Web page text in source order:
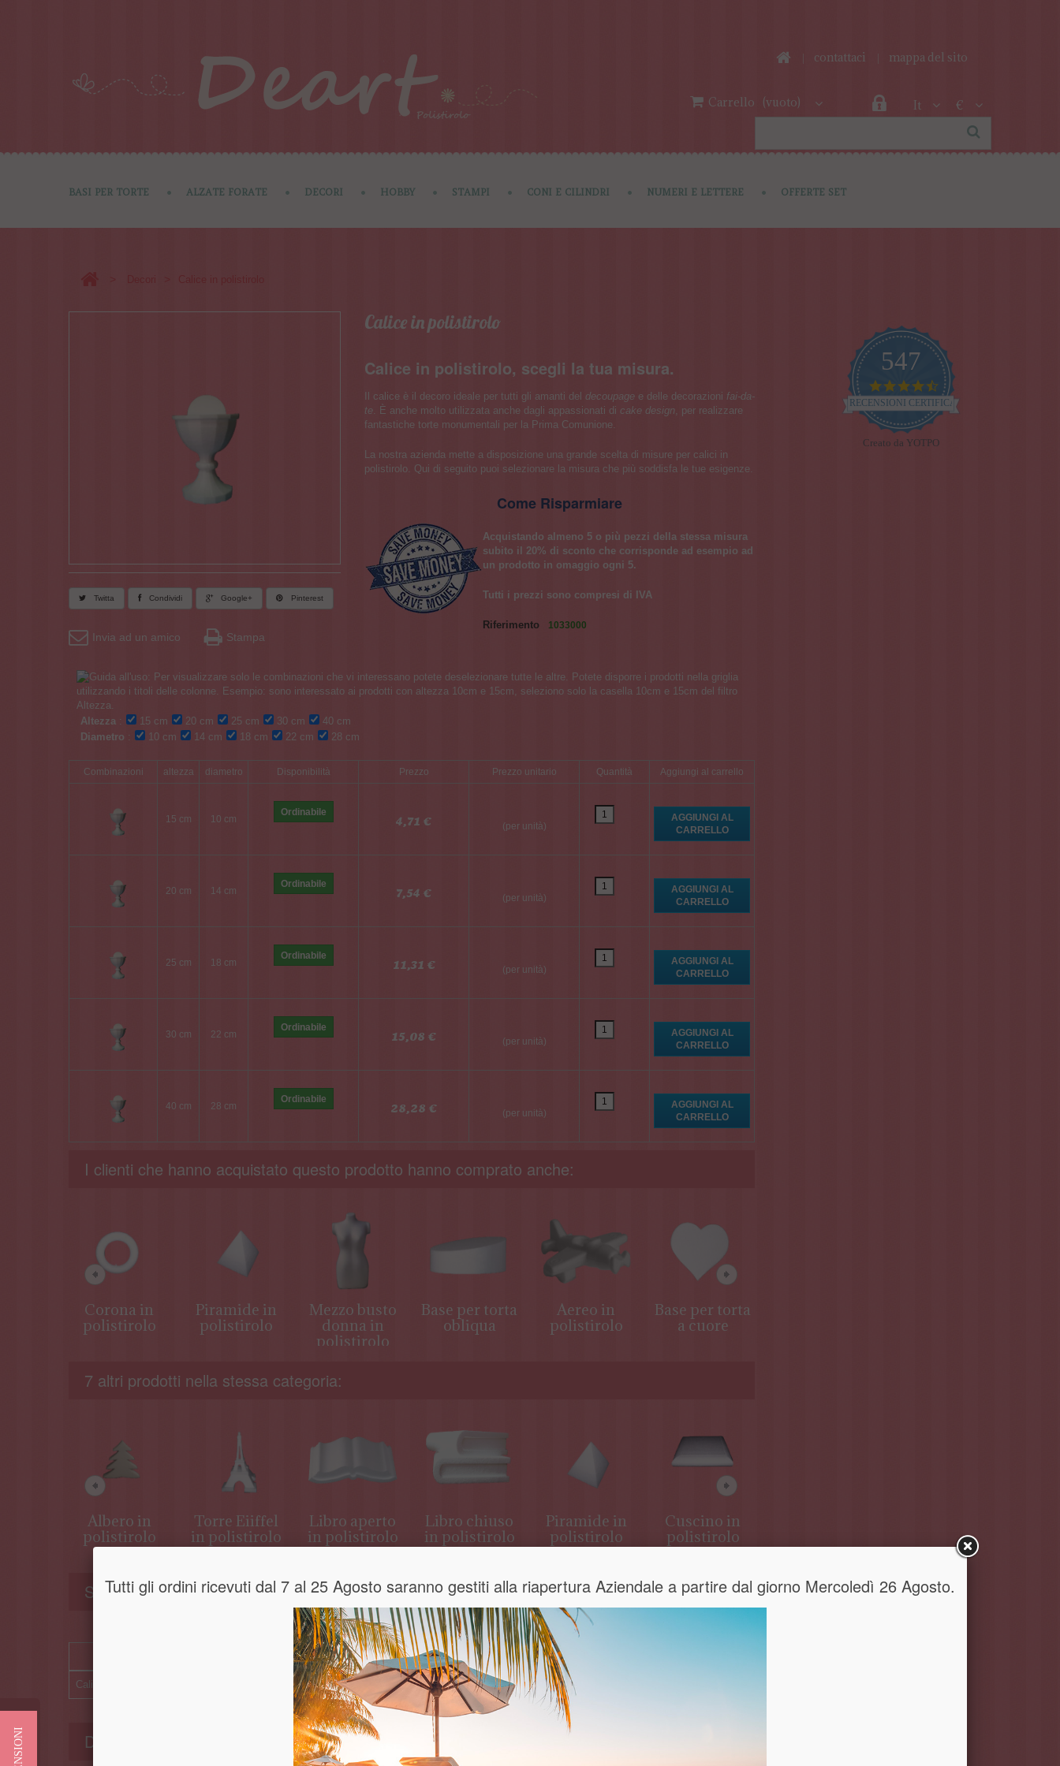
It €
contattaci mappa del sito
Carrello (vuoto)
BASI PER TORTE ALZATE FORATE DECORI HOBBY STAMPI CONI E CILINDRI NUMERI E LETTERE OFFERTE SET
Twitta Condividi Google+ Pinterest
Invia ad un amico Stampa
Calice in polistirolo
Calice in polistirolo, scegli la tua misura.
Il calice è il decoro ideale per tutti gli amanti del decoupage e delle decorazioni fai-da-
te. È anche molto utilizzata anche dagli appassionati di cake design, per realizzare
fantastiche torte monumentali per la Prima Comunione.
La nostra azienda mette a disposizione una grande scelta di misure per calici in
polistirolo. Qui di seguito puoi selezionare la misura che più soddisfa le tue esigenze.
Come Risparmiare
Acquistando almeno 5 o più pezzi della stessa misura
subito il 20% di sconto che corrisponde ad esempio ad
un prodotto in omaggio ogni 5.
Tutti i prezzi sono compresi di IVA
Riferimento 1033000
Altezza : 15 cm 20 cm 25 cm 30 cm
40 cm
Diametro : 10 cm 14 cm 18 cm 22 cm 28 cm
Combinazioni altezza diametro Disponibilità Prezzo Prezzo unitario Quantità Aggiungi al carrello
15 cm 10 cm
Ordinabile
4,71 € (per unità)
20 cm 14 cm
Ordinabile
7,54 € (per unità)
25 cm 18 cm
Ordinabile
11,31 € (per unità)
30 cm 22 cm
Ordinabile
15,08 € (per unità)
40 cm 28 cm
Ordinabile
28,28 € (per unità)
I clienti che hanno acquistato questo prodotto hanno comprato anche:
Corona in
polistirolo
Piramide in
polistirolo
Mezzo busto
donna in
polistirolo
Base per torta
obliqua
Aereo in
polistirolo
Base per torta
a cuore
7 altri prodotti nella stessa categoria:
Albero in
polistirolo
Torre Eiiffel
in polistirolo
Libro aperto
in polistirolo
Libro chiuso
in polistirolo
Piramide in
polistirolo
Cuscino in
polistirolo
Sconto acquisti multipli
PRODOTTO
Calice in polistirolo 5
Dettagli
547
4.7
star
rating
RECENSIONI CERTIFICATE
Creato da YOTPO
Recensioni
Tutti gli ordini ricevuti dal 7 al 25 Agosto saranno gestiti alla riapertura Aziendale a partire dal giorno Mercoledì 26 Agosto.